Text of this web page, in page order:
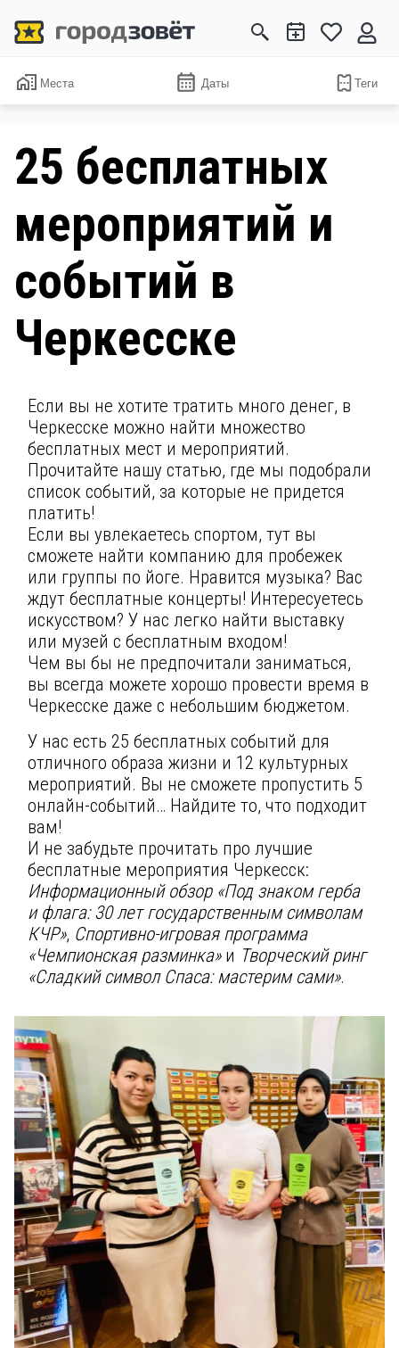
Места Даты Теги
25 бесплатных
мероприятий и
событий в
Черкесске
Если вы не хотите тратить много денег, в
Черкесске можно найти множество
бесплатных мест и мероприятий.
Прочитайте нашу статью, где мы подобрали
список событий, за которые не придется
платить!
Если вы увлекаетесь спортом, тут вы
сможете найти компанию для пробежек
или группы по йоге. Нравится музыка? Вас
ждут бесплатные концерты! Интересуетесь
искусством? У нас легко найти выставку
или музей с бесплатным входом!
Чем вы бы не предпочитали заниматься,
вы всегда можете хорошо провести время в
Черкесске даже с небольшим бюджетом.
У нас есть 25 бесплатных событий для
отличного образа жизни и 12 культурных
мероприятий. Вы не сможете пропустить 5
онлайн-событий… Найдите то, что подходит
вам!
И не забудьте прочитать про лучшие
бесплатные мероприятия Черкесск:
Информационный обзор «Под знаком герба
и флага: 30 лет государственным символам
КЧР», Спортивно-игровая программа
«Чемпионская разминка»и Творческий ринг
«Сладкий символ Спаса: мастерим сами».